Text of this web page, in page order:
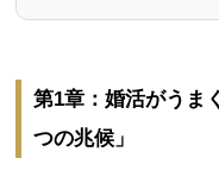
第1章：婚活がうま
つの兆候」